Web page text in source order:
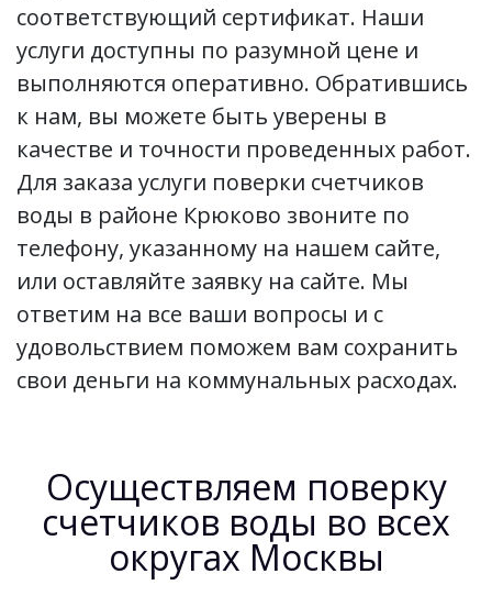
соответствующий сертификат. Наши
услуги доступны по разумной цене и
выполняются оперативно. Обратившись
к нам, вы можете быть уверены в
качестве и точности проведенных работ.
Для заказа услуги поверки счетчиков
воды в районе Крюково звоните по
телефону, указанному на нашем сайте,
или оставляйте заявку на сайте. Мы
ответим на все ваши вопросы и с
удовольствием поможем вам сохранить
свои деньги на коммунальных расходах.
Осуществляем поверку
счетчиков воды во всех
округах Москвы